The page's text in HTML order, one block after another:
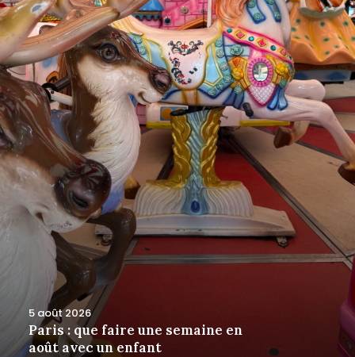
5 août 2026
Paris : que faire une semaine en
août avec un enfant